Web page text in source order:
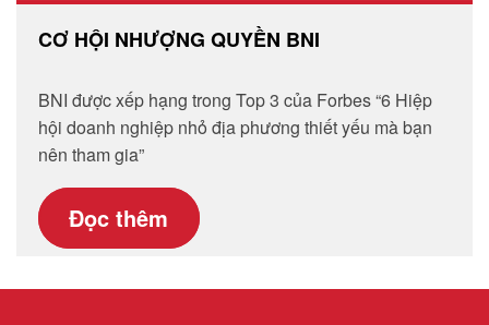
CƠ HỘI NHƯỢNG QUYỀN BNI
BNI được xếp hạng trong Top 3 của Forbes “6 Hiệp
hội doanh nghiệp nhỏ địa phương thiết yếu mà bạn
nên tham gia”
Đọc thêm